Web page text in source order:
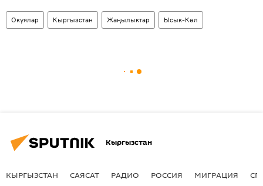
Окуялар Кыргызстан Жаңылыктар Ысык-Көл
Кыргызстан
КЫРГЫЗСТАН САЯСАТ РАДИО РОССИЯ МИГРАЦИЯ